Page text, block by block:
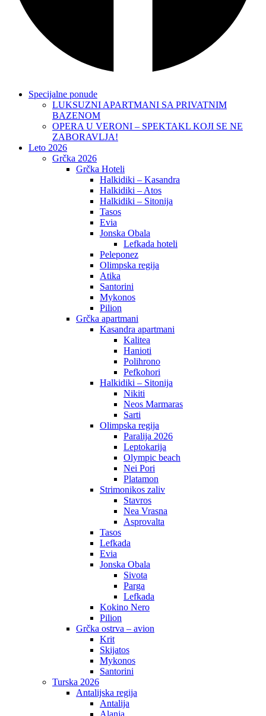
Specijalne ponude
LUKSUZNI APARTMANI SA PRIVATNIM
BAZENOM
OPERA U VERONI – SPEKTAKL KOJI SE NE
ZABORAVLJA!
Leto 2026
Grčka 2026
Grčka Hoteli
Halkidiki – Kasandra
Halkidiki – Atos
Halkidiki – Sitonija
Tasos
Evia
Jonska Obala
Lefkada hoteli
Peleponez
Olimpska regija
Atika
Santorini
Mykonos
Pilion
Grčka apartmani
Kasandra apartmani
Kalitea
Hanioti
Polihrono
Pefkohori
Halkidiki – Sitonija
Nikiti
Neos Marmaras
Sarti
Olimpska regija
Paralija 2026
Leptokarija
Olympic beach
Nei Pori
Platamon
Strimonikos zaliv
Stavros
Nea Vrasna
Asprovalta
Tasos
Lefkada
Evia
Jonska Obala
Sivota
Parga
Lefkada
Kokino Nero
Pilion
Grčka ostrva – avion
Krit
Skijatos
Mykonos
Santorini
Turska 2026
Antalijska regija
Antalija